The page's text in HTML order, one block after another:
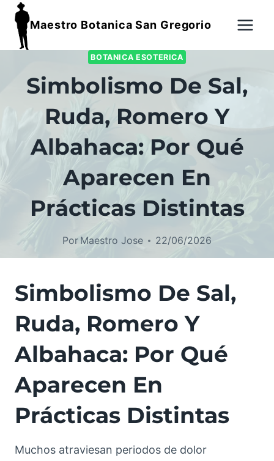
Maestro Botanica San Gregorio
BOTANICA ESOTERICA
Simbolismo De Sal,
Ruda, Romero Y
Albahaca: Por Qué
Aparecen En
Prácticas Distintas
Por Maestro Jose 22/06/2026
Simbolismo De Sal,
Ruda, Romero Y
Albahaca: Por Qué
Aparecen En
Prácticas Distintas
Muchos atraviesan periodos de dolor